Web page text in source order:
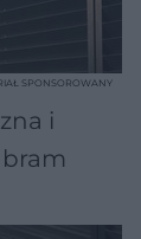
i
SPONSOROWANY